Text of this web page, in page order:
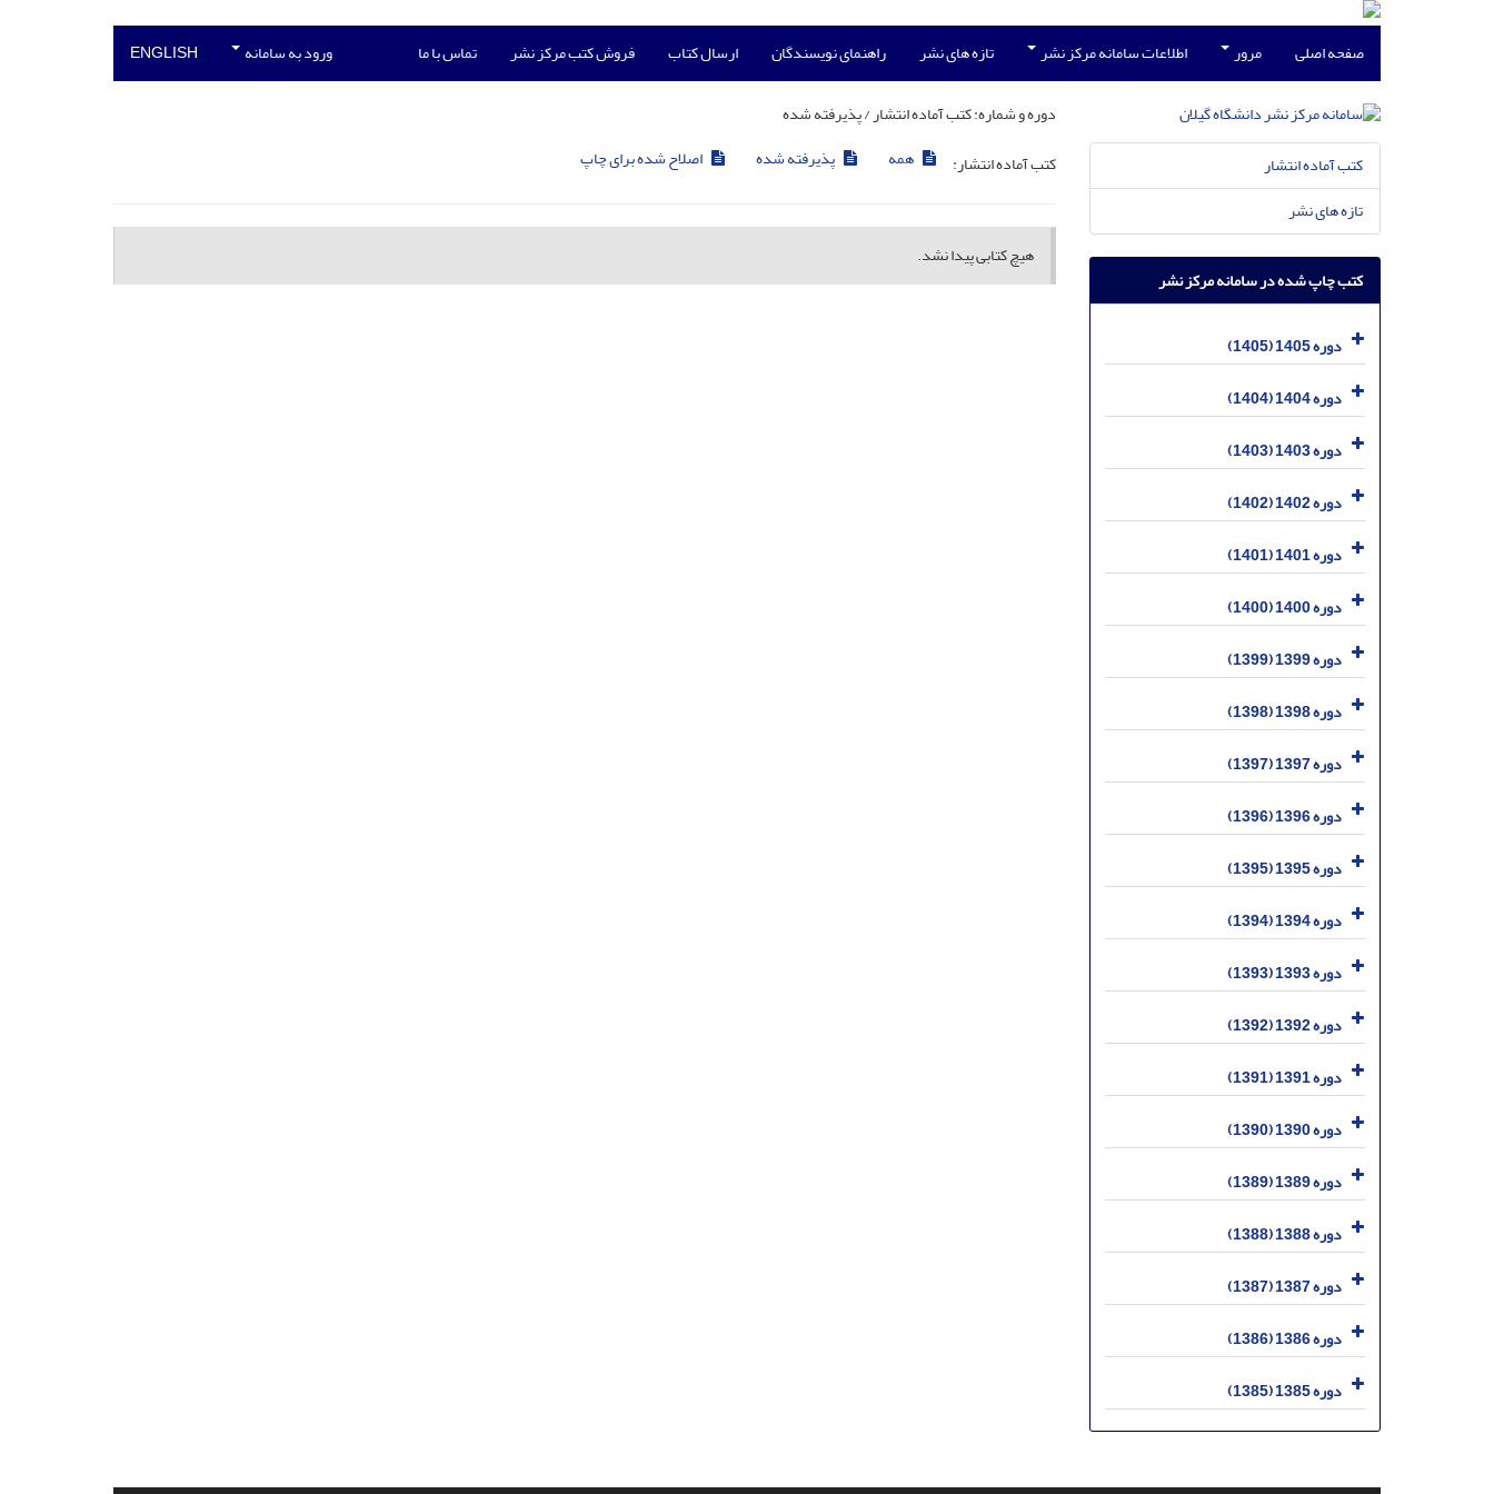
صفحه اصلی مرور اطلاعات سامانه مرکز نشر تازه های نشر راهنمای نویسندگان ارسال کتاب فروش کتب مرکز نشر تماس با ما ورود به سامانه ENGLISH
دوره و شماره:کتب آماده انتشار / پذیرفته شده
کتب آماده انتشار:
همه پذیرفته شده اصلاح شده برای چاپ
هیچ کتابی پیدا نشد.
کتب آماده انتشار
تازه های نشر
کتب چاپ شده در سامانه مرکز نشر
دوره 1405 (1405)
دوره 1404 (1404)
دوره 1403 (1403)
دوره 1402 (1402)
دوره 1401 (1401)
دوره 1400 (1400)
دوره 1399 (1399)
دوره 1398 (1398)
دوره 1397 (1397)
دوره 1396 (1396)
دوره 1395 (1395)
دوره 1394 (1394)
دوره 1393 (1393)
دوره 1392 (1392)
دوره 1391 (1391)
دوره 1390 (1390)
دوره 1389 (1389)
دوره 1388 (1388)
دوره 1387 (1387)
دوره 1386 (1386)
دوره 1385 (1385)